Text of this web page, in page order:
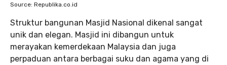
Source: Republika.co.id
Struktur bangunan Masjid Nasional dikenal sangat
unik dan elegan. Masjid ini dibangun untuk
merayakan kemerdekaan Malaysia dan juga
perpaduan antara berbagai suku dan agama yang di